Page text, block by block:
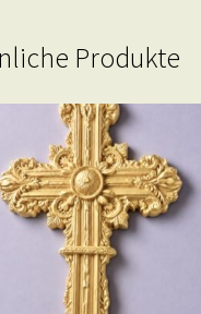
Produkte